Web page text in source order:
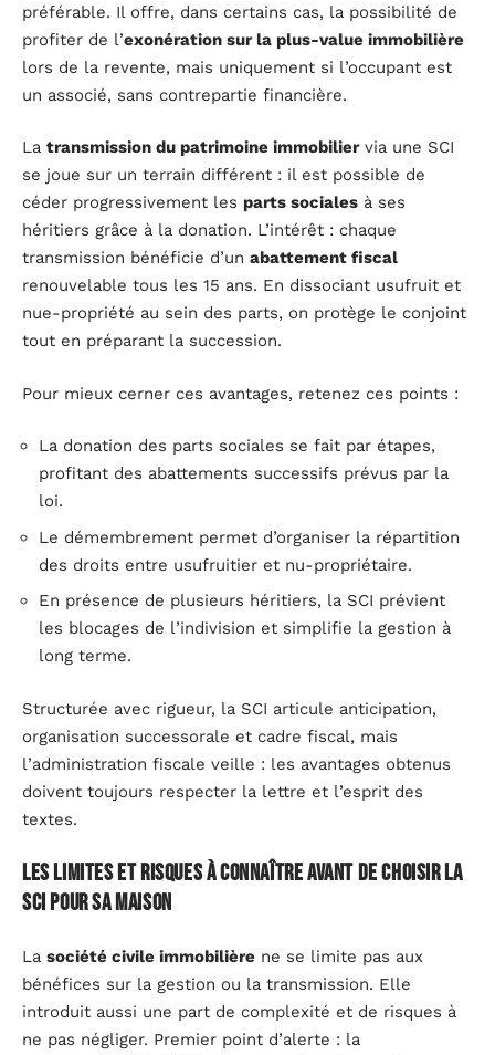
préférable. Il offre, dans certains cas, la possibilité de
profiter de l’exonération sur la plus-value immobilière
lors de la revente, mais uniquement si l’occupant est
un associé, sans contrepartie financière.
La transmission du patrimoine immobiliervia une SCI
se joue sur un terrain différent : il est possible de
céder progressivement les parts sociales à ses
héritiers grâce à la donation. L’intérêt : chaque
transmission bénéficie d’un abattement fiscal
renouvelable tous les 15 ans. En dissociant usufruit et
nue-propriété au sein des parts, on protège le conjoint
tout en préparant la succession.
Pour mieux cerner ces avantages, retenez ces points :
La donation des parts sociales se fait par étapes,
profitant des abattements successifs prévus par la
loi.
Le démembrement permet d’organiser la répartition
des droits entre usufruitier et nu-propriétaire.
En présence de plusieurs héritiers, la SCI prévient
les blocages de l’indivision et simplifie la gestion à
long terme.
Structurée avec rigueur, la SCI articule anticipation,
organisation successorale et cadre fiscal, mais
l’administration fiscale veille : les avantages obtenus
doivent toujours respecter la lettre et l’esprit des
textes.
Les limites et risques à connaître avant de choisir la
SCI pour sa maison
La société civile immobilière ne se limite pas aux
bénéfices sur la gestion ou la transmission. Elle
introduit aussi une part de complexité et de risques à
ne pas négliger. Premier point d’alerte : la